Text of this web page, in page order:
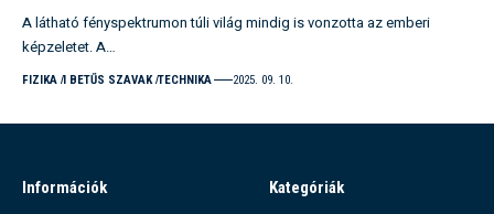
A látható fényspektrumon túli világ mindig is vonzotta az emberi
képzeletet. A…
FIZIKA I BETŰS SZAVAK TECHNIKA 2025. 09. 10.
Információk
Kategóriák